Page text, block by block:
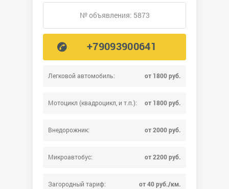
Легковой автомобиль: от 1800 руб.
Мотоцикл (квадроцикл, и т.п.): от 1800 руб.
Внедорожник: от 2000 руб.
Микроавтобус: от 2200 руб.
Загородный тариф: от 40 руб./км.
№ объявления: 5873
+79093900641